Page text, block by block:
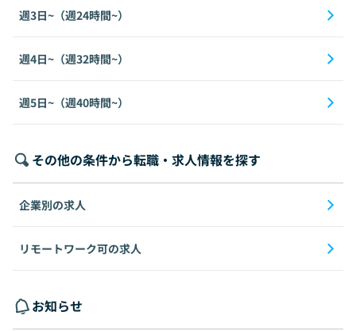
週3日~（週24時間~）
週4日~（週32時間~）
週5日~（週40時間~）
その他の条件から転職・求人情報を探す
企業別の求人
リモートワーク可の求人
お知らせ